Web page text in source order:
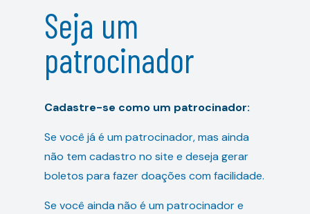
Seja um
patrocinador
Cadastre-se como um patrocinador:
Se você já é um patrocinador, mas ainda
não tem cadastro no site e deseja gerar
boletos para fazer doações com facilidade.
Se você ainda não é um patrocinador e